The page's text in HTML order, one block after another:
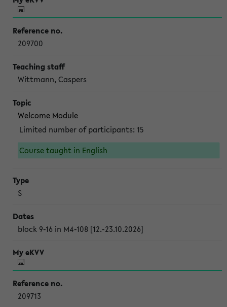
209700
Wittmann, Caspers
Welcome Module
Limited number of participants: 15
Course taught in English
S
block 9-16 in M4-108 [12.-23.10.2026]
209713